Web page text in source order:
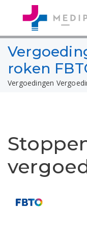
roken
Vergoedingen